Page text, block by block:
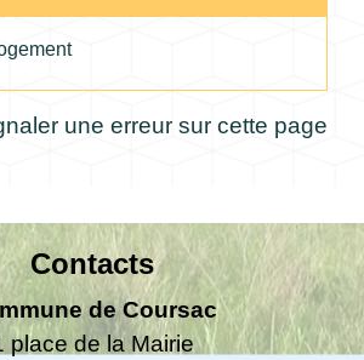
une erreur sur cette page
Contacts
de Coursac
place de la Mairie